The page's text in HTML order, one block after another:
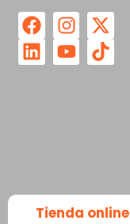
Tienda online